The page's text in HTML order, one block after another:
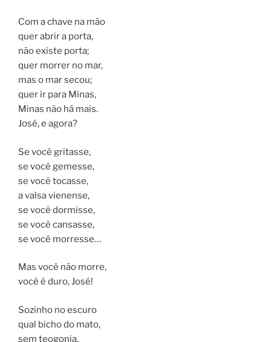
Com a chave na mão
quer abrir a porta,
não existe porta;
quer morrer no mar,
mas o mar secou;
quer ir para Minas,
Minas não há mais.
José, e agora?
Se você gritasse,
se você gemesse,
se você tocasse,
a valsa vienense,
se você dormisse,
se você cansasse,
se você morresse…
Mas você não morre,
você é duro, José!
Sozinho no escuro
qual bicho do mato,
sem teogonia,